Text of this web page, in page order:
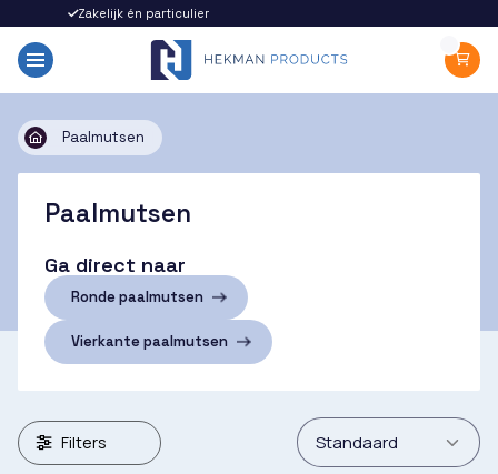
Zakelijk én particulier
Paalmutsen
Paalmutsen
Ga direct naar
Ronde paalmutsen
Vierkante paalmutsen
Filters